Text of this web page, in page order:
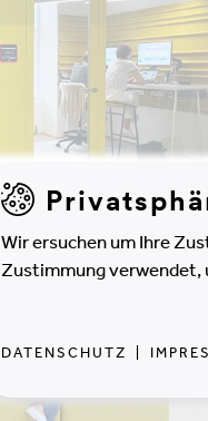
Wir ersuchen um Ihre
Zustimmung verwendet,
DATENSCHUTZ